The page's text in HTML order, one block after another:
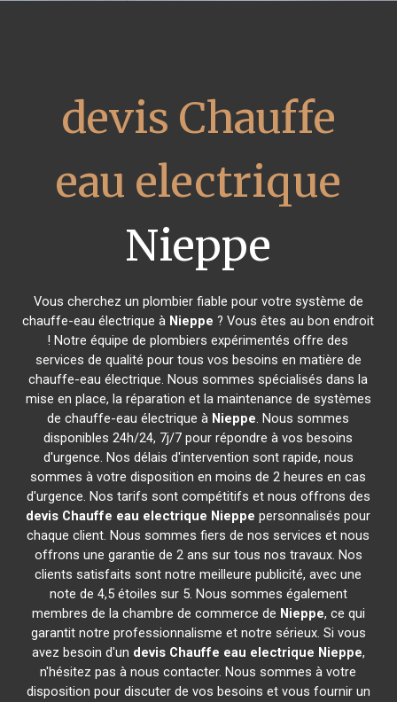
devis Chauffe
eau electrique
Nieppe
Vous cherchez un plombier fiable pour votre système de
chauffe-eau électrique à Nieppe ? Vous êtes au bon endroit
! Notre équipe de plombiers expérimentés offre des
services de qualité pour tous vos besoins en matière de
chauffe-eau électrique. Nous sommes spécialisés dans la
mise en place, la réparation et la maintenance de systèmes
de chauffe-eau électrique à Nieppe. Nous sommes
disponibles 24h/24, 7j/7 pour répondre à vos besoins
d'urgence. Nos délais d'intervention sont rapide, nous
sommes à votre disposition en moins de 2 heures en cas
d'urgence. Nos tarifs sont compétitifs et nous offrons des
devis Chauffe eau electrique Nieppe personnalisés pour
chaque client. Nous sommes fiers de nos services et nous
offrons une garantie de 2 ans sur tous nos travaux. Nos
clients satisfaits sont notre meilleure publicité, avec une
note de 4,5 étoiles sur 5. Nous sommes également
membres de la chambre de commerce de Nieppe, ce qui
garantit notre professionnalisme et notre sérieux. Si vous
avez besoin d'un devis Chauffe eau electrique Nieppe,
n'hésitez pas à nous contacter. Nous sommes à votre
disposition pour discuter de vos besoins et vous fournir un